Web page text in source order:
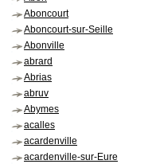
Aboncourt
Aboncourt-sur-Seille
Abonville
abrard
Abrias
abruv
Abymes
acalles
acardenville
acardenville-sur-Eure